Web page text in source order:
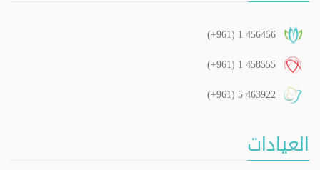
(+961) 1 456456
(+961) 1 458555
(+961) 5 463922
العيادات